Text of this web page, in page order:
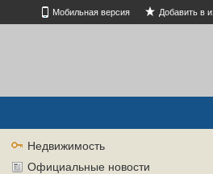
Мобильная версия Добавить в
Недвижимость
Официальные новости